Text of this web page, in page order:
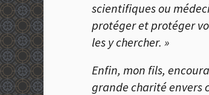
scientifiques ou
protéger et protéger
les y chercher. »
Enfin, mon fils,
grande charité envers